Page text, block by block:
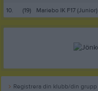
10.
(19) Mariebo IK F17 (Junior)
Registrera din klubb/din grupp